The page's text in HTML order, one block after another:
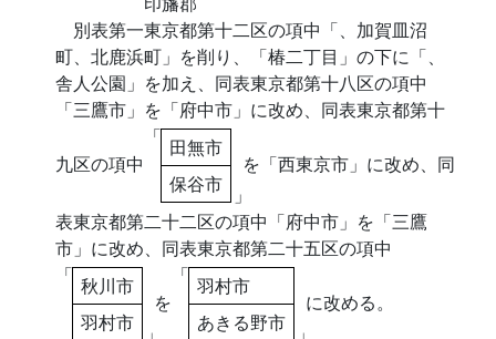
別表第一東京都第十二区の項中「、加賀皿沼
町、北鹿浜町」を削り、「椿二丁目」の下に「、
舎人公園」を加え、同表東京都第十八区の項中
「三鷹市」を「府中市」に改め、同表東京都第十
九区の項中
「 田無市
保谷市
」
を「西東京市」に改め、同
表東京都第二十二区の項中「府中市」を「三鷹
市」に改め、同表東京都第二十五区の項中
「 秋川市
羽村市
」
を
「 羽村市
あきる野市
」
に改める。